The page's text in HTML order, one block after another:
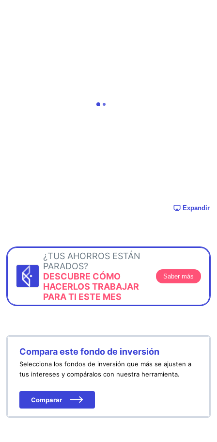
Expandir
¿TUS AHORROS ESTÁN
PARADOS?
DESCUBRE CÓMO
HACERLOS TRABAJAR
PARA TI ESTE MES
Saber más
Compara este fondo de inversión
Selecciona los fondos de inversión que más se ajusten a
tus intereses y compáralos con nuestra herramienta.
Comparar